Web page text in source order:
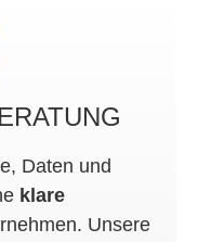
Daten und
klare
Unsere